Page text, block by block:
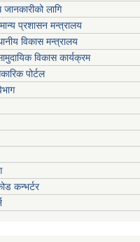
जानकारीको लागि
प्रशासन मन्त्रालय
विकास मन्त्रालय
विकास कार्यक्रम
पोर्टल
कन्भर्टर